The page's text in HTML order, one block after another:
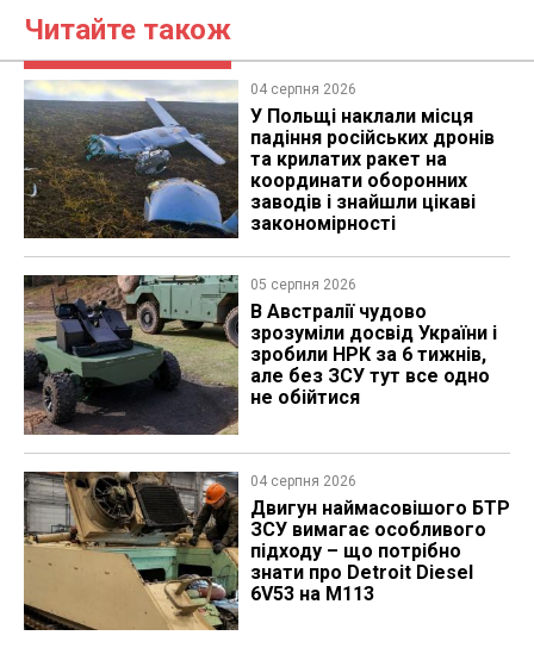
Читайте також
04 серпня 2026
У Польщі наклали місця
падіння російських дронів
та крилатих ракет на
координати оборонних
заводів і знайшли цікаві
закономірності
05 серпня 2026
В Австралії чудово
зрозуміли досвід України і
зробили НРК за 6 тижнів,
але без ЗСУ тут все одно
не обійтися
04 серпня 2026
​Двигун наймасовішого БТР
ЗСУ вимагає особливого
підходу – що потрібно
знати про Detroit Diesel
6V53 на M113